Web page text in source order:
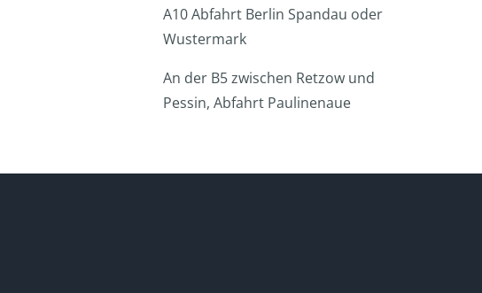
A10 Abfahrt Berlin Spandau oder
Wustermark
An der B5 zwischen Retzow und
Pessin, Abfahrt Paulinenaue